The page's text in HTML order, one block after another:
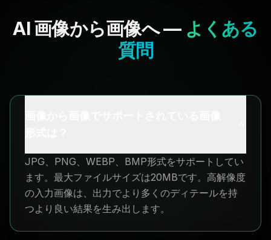
AI 画像から画像へ — よくある
質問
JPG、PNG、WEBP、BMP形式をサポートしてい
ます。最大ファイルサイズは20MBです。高解像度
の入力画像は、出力でより多くのディテールを持
つより良い結果を生み出します。